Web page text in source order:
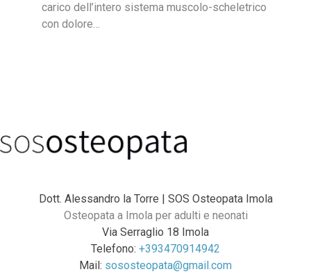
carico dell’intero sistema muscolo-scheletrico
con dolore…
Dott. Alessandro la Torre | SOS Osteopata Imola
Osteopata a Imola per adulti e neonati
Via Serraglio 18 Imola
Telefono: +393470914942
Mail: sososteopata@gmail.com